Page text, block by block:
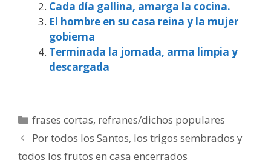
Cada día gallina, amarga la cocina.
El hombre en su casa reina y la mujer
gobierna
Terminada la jornada, arma limpia y
descargada
Categorías
frases cortas, refranes/dichos populares
Por todos los Santos, los trigos sembrados y
todos los frutos en casa encerrados